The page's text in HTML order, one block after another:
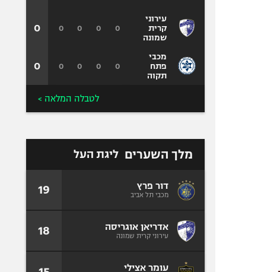
עירוני
קרית
שמונה
מכבי
פתח
תקוה
0
0
0
0
0
0
0
0
0
0
לטבלה המלאה >
מלך השערים ליגת העל
דור פרץ
מכבי תל אביב 19
אדריאן אוגריסה
עירוני קרית שמונה 18
עומר אצילי